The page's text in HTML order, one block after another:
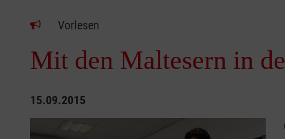
Vorlesen
Mit den Maltesern in
15.09.2015